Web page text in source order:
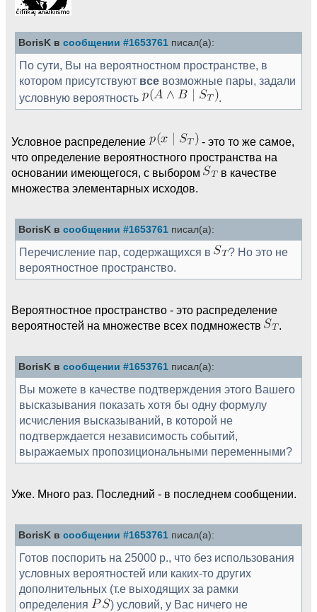
BorisK в сообщении #1653761 писал(а):
По сути, Вы на вероятностном пространстве, в
котором присутствуют все возможные пары, задали
условную вероятность
.
Условное распределение
- это то же самое,
что определение вероятностного пространства на
основании имеющегося, с выбором
в качестве
множества элементарных исходов.
BorisK в сообщении #1653761 писал(а):
Перечисление пар, содержащихся в
? Но это не
вероятностное пространство.
Вероятностное пространство - это распределение
вероятностей на множестве всех подмножеств
.
BorisK в сообщении #1653761 писал(а):
Вы можете в качестве подтверждения этого Вашего
высказывания показать хотя бы одну формулу
исчисления высказываний, в которой не
подтверждается независимость событий,
выражаемых пропозициональными переменными?
Уже. Много раз. Последний - в последнем сообщении.
BorisK в сообщении #1653761 писал(а):
Готов поспорить на 25000 р., что без использования
условных вероятностей или каких-то других
дополнительных (т.е выходящих за рамки
определения
) условий, у Вас ничего не